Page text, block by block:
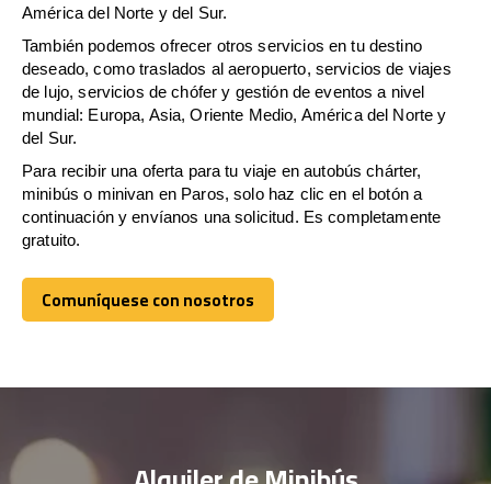
América del Norte y del Sur.
También podemos ofrecer otros servicios en tu destino
deseado, como traslados al aeropuerto, servicios de viajes
de lujo, servicios de chófer y gestión de eventos a nivel
mundial: Europa, Asia, Oriente Medio, América del Norte y
del Sur.
Para recibir una oferta para tu viaje en autobús chárter,
minibús o minivan en Paros, solo haz clic en el botón a
continuación y envíanos una solicitud. Es completamente
gratuito.
Comuníquese con nosotros
Comuníquese con nosotros